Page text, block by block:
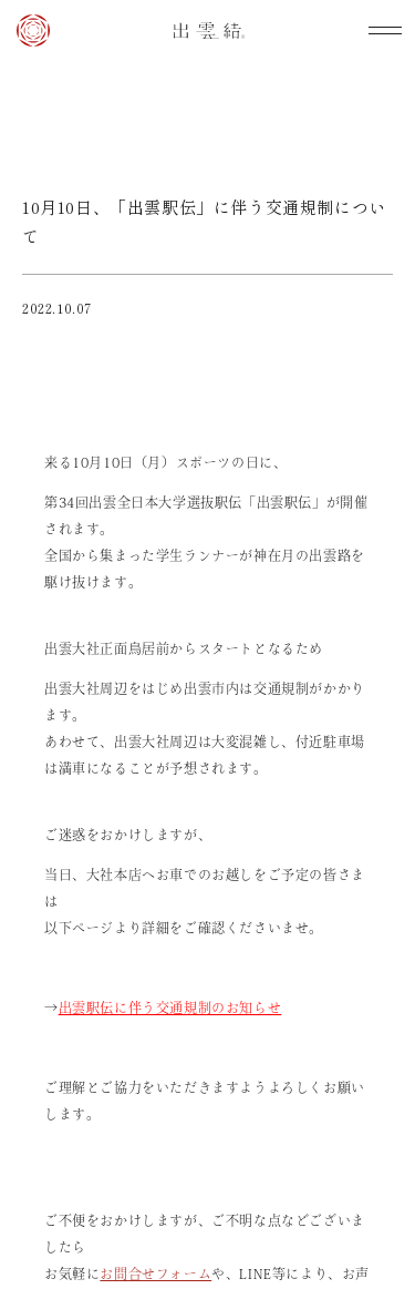
10月10日、「出雲駅伝」に伴う交通規制につい
て
2022.10.07
来る10月10日（月）スポーツの日に、
第34回出雲全日本大学選抜駅伝「出雲駅伝」が開催
されます。
全国から集まった学生ランナーが神在月の出雲路を
駆け抜けます。
出雲大社正面鳥居前からスタートとなるため
出雲大社周辺をはじめ出雲市内は交通規制がかかり
ます。
あわせて、出雲大社周辺は大変混雑し、付近駐車場
は満車になることが予想されます。
ご迷惑をおかけしますが、
当日、大社本店へお車でのお越しをご予定の皆さま
は
以下ページより詳細をご確認くださいませ。
→出雲駅伝に伴う交通規制のお知らせ
ご理解とご協力をいただきますようよろしくお願い
します。
ご不便をおかけしますが、ご不明な点などございま
したら
お気軽に お問合せフォーム や、LINE等により、お声